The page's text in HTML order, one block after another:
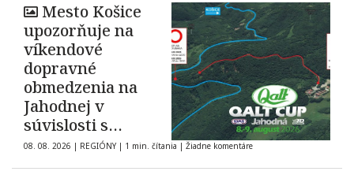
Mesto Košice
upozorňuje na
víkendové
dopravné
obmedzenia na
Jahodnej v
súvislosti s
automobilovými
pretekmi
08. 08. 2026 | REGIÓNY | 1 min. čítania | Žiadne komentáre